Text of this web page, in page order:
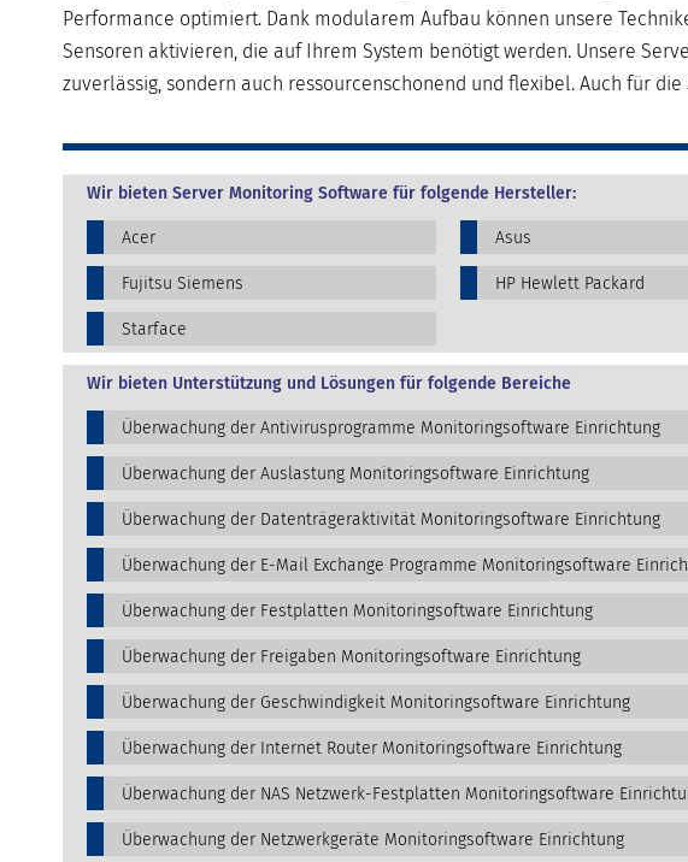
Performance optimiert. Dank modularem Aufbau können unsere
Sensoren aktivieren, die auf Ihrem System benötigt werden. Unsere
zuverlässig, sondern auch ressourcenschonend und flexibel. Auch für die
Wir bieten Server Monitoring Software für folgende Hersteller:
Acer Asus
Fujitsu Siemens HP Hewlett Packard
Starface
Wir bieten Unterstützung und Lösungen für folgende Bereiche
Überwachung der Antivirusprogramme Monitoringsoftware Einrichtung
Überwachung der Auslastung Monitoringsoftware Einrichtung
Überwachung der Datenträgeraktivität Monitoringsoftware Einrichtung
Überwachung der E-Mail Exchange Programme Monitoringsoftware
Überwachung der Festplatten Monitoringsoftware Einrichtung
Überwachung der Freigaben Monitoringsoftware Einrichtung
Überwachung der Geschwindigkeit Monitoringsoftware Einrichtung
Überwachung der Internet Router Monitoringsoftware Einrichtung
Überwachung der NAS Netzwerk-Festplatten Monitoringsoftware
Überwachung der Netzwerkgeräte Monitoringsoftware Einrichtung